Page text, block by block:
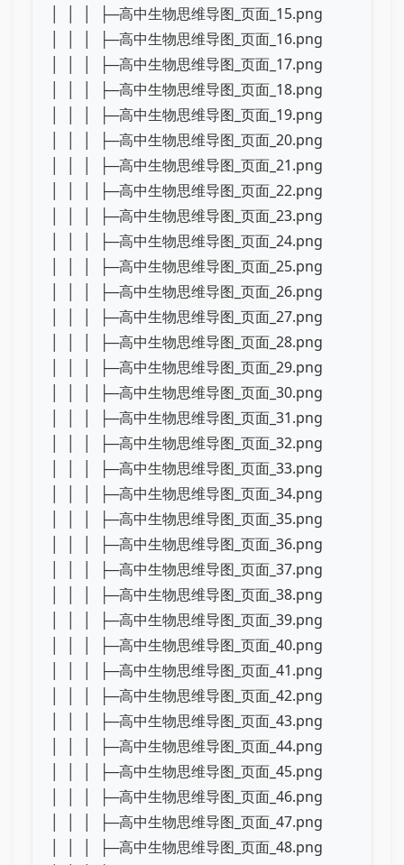
│ │ │ ├─高中生物思维导图_页面_15.png
│ │ │ ├─高中生物思维导图_页面_16.png
│ │ │ ├─高中生物思维导图_页面_17.png
│ │ │ ├─高中生物思维导图_页面_18.png
│ │ │ ├─高中生物思维导图_页面_19.png
│ │ │ ├─高中生物思维导图_页面_20.png
│ │ │ ├─高中生物思维导图_页面_21.png
│ │ │ ├─高中生物思维导图_页面_22.png
│ │ │ ├─高中生物思维导图_页面_23.png
│ │ │ ├─高中生物思维导图_页面_24.png
│ │ │ ├─高中生物思维导图_页面_25.png
│ │ │ ├─高中生物思维导图_页面_26.png
│ │ │ ├─高中生物思维导图_页面_27.png
│ │ │ ├─高中生物思维导图_页面_28.png
│ │ │ ├─高中生物思维导图_页面_29.png
│ │ │ ├─高中生物思维导图_页面_30.png
│ │ │ ├─高中生物思维导图_页面_31.png
│ │ │ ├─高中生物思维导图_页面_32.png
│ │ │ ├─高中生物思维导图_页面_33.png
│ │ │ ├─高中生物思维导图_页面_34.png
│ │ │ ├─高中生物思维导图_页面_35.png
│ │ │ ├─高中生物思维导图_页面_36.png
│ │ │ ├─高中生物思维导图_页面_37.png
│ │ │ ├─高中生物思维导图_页面_38.png
│ │ │ ├─高中生物思维导图_页面_39.png
│ │ │ ├─高中生物思维导图_页面_40.png
│ │ │ ├─高中生物思维导图_页面_41.png
│ │ │ ├─高中生物思维导图_页面_42.png
│ │ │ ├─高中生物思维导图_页面_43.png
│ │ │ ├─高中生物思维导图_页面_44.png
│ │ │ ├─高中生物思维导图_页面_45.png
│ │ │ ├─高中生物思维导图_页面_46.png
│ │ │ ├─高中生物思维导图_页面_47.png
│ │ │ ├─高中生物思维导图_页面_48.png